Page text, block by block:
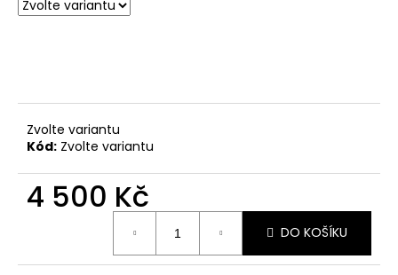
Zvolte variantu
Kód: Zvolte variantu
4 500 Kč
DO KOŠÍKU
D
p
o
r
u